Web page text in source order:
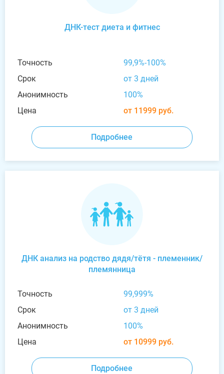
ДНК-тест диета и фитнес
Точность
99,9%-100%
Срок
от 3 дней
Анонимность
100%
Цена
от 11999 руб.
Подробнее
ДНК анализ на родство дядя/тётя - племенник/
племянница
Точность
99,999%
Срок
от 3 дней
Анонимность
100%
Цена
от 10999 руб.
Подробнее